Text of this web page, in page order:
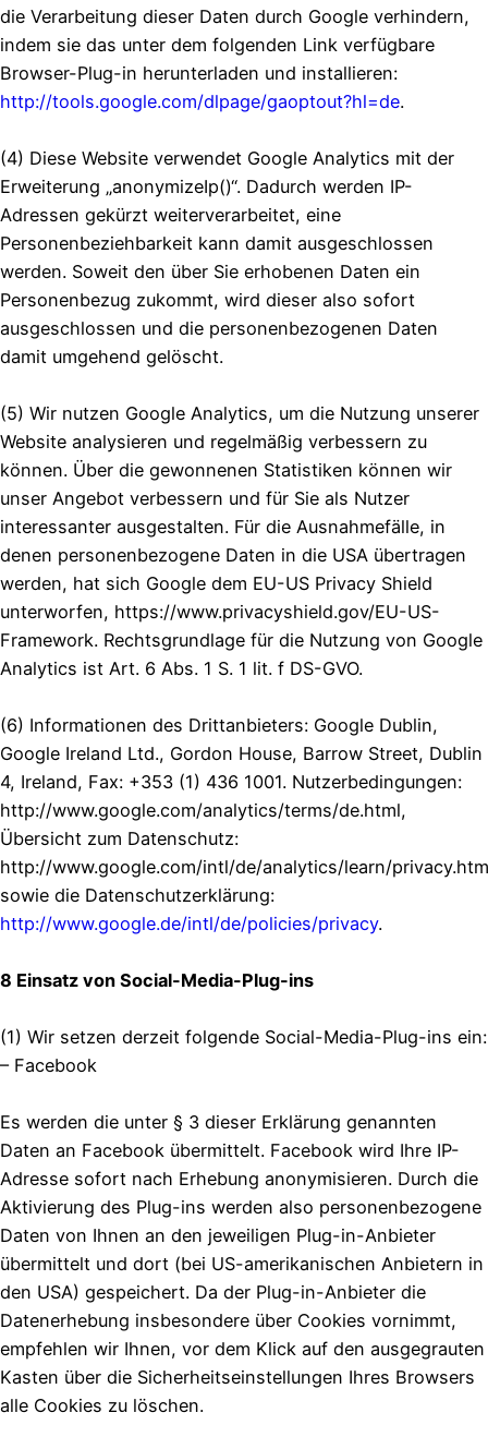
die Verarbeitung dieser Daten durch Google verhindern,
indem sie das unter dem folgenden Link verfügbare
Browser-Plug-in herunterladen und installieren:
http://tools.google.com/dlpage/gaoptout?hl=de.
(4) Diese Website verwendet Google Analytics mit der
Erweiterung „anonymizeIp()“. Dadurch werden IP-
Adressen gekürzt weiterverarbeitet, eine
Personenbeziehbarkeit kann damit ausgeschlossen
werden. Soweit den über Sie erhobenen Daten ein
Personenbezug zukommt, wird dieser also sofort
ausgeschlossen und die personenbezogenen Daten
damit umgehend gelöscht.
(5) Wir nutzen Google Analytics, um die Nutzung unserer
Website analysieren und regelmäßig verbessern zu
können. Über die gewonnenen Statistiken können wir
unser Angebot verbessern und für Sie als Nutzer
interessanter ausgestalten. Für die Ausnahmefälle, in
denen personenbezogene Daten in die USA übertragen
werden, hat sich Google dem EU-US Privacy Shield
unterworfen, https://www.privacyshield.gov/EU-US-
Framework. Rechtsgrundlage für die Nutzung von Google
Analytics ist Art. 6 Abs. 1 S. 1 lit. f DS-GVO.
(6) Informationen des Drittanbieters: Google Dublin,
Google Ireland Ltd., Gordon House, Barrow Street, Dublin
4, Ireland, Fax: +353 (1) 436 1001. Nutzerbedingungen:
http://www.google.com/analytics/terms/de.html,
Übersicht zum Datenschutz:
http://www.google.com/intl/de/analytics/learn/
sowie die Datenschutzerklärung:
http://www.google.de/intl/de/policies/privacy.
8 Einsatz von Social-Media-Plug-ins
(1) Wir setzen derzeit folgende Social-Media-Plug-ins ein:
– Facebook
Es werden die unter § 3 dieser Erklärung genannten
Daten an Facebook übermittelt. Facebook wird Ihre IP-
Adresse sofort nach Erhebung anonymisieren. Durch die
Aktivierung des Plug-ins werden also personenbezogene
Daten von Ihnen an den jeweiligen Plug-in-Anbieter
übermittelt und dort (bei US-amerikanischen Anbietern in
den USA) gespeichert. Da der Plug-in-Anbieter die
Datenerhebung insbesondere über Cookies vornimmt,
empfehlen wir Ihnen, vor dem Klick auf den ausgegrauten
Kasten über die Sicherheitseinstellungen Ihres Browsers
alle Cookies zu löschen.